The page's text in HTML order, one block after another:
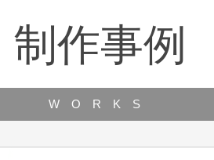
制作事例
WORKS